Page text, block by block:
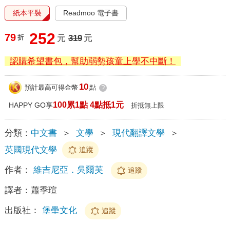
紙本平裝 Readmoo 電子書
79 折 252 元 319 元
認購希望書包，幫助弱勢孩童上學不中斷！
預計最高可得金幣 10點 ?
HAPPY GO享100累1點 4點抵1元 折抵無上限
分類： 中文書 ＞ 文學 ＞ 現代翻譯文學
＞
英國現代文學
追蹤
作者： 維吉尼亞．吳爾芙 追蹤
譯者： 蕭季瑄
出版社： 堡壘文化 追蹤